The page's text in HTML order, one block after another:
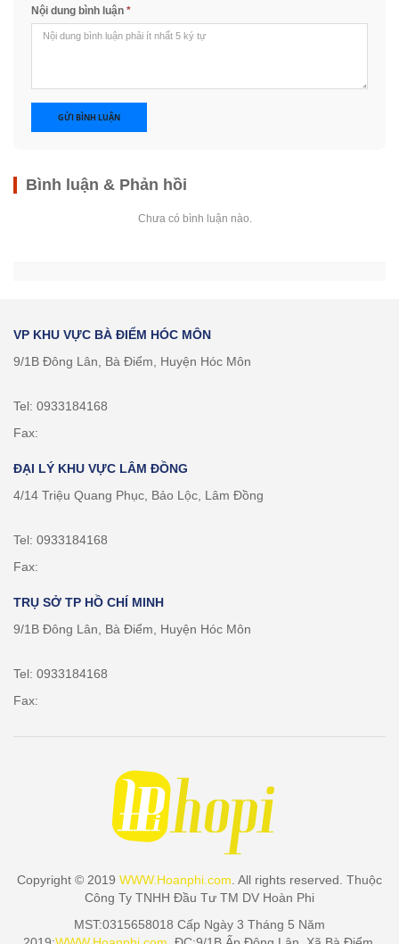
Nội dung bình luận *
GỬI BÌNH LUẬN
Bình luận & Phản hồi
Chưa có bình luận nào.
VP KHU VỰC BÀ ĐIỂM HÓC MÔN
9/1B Đông Lân, Bà Điểm, Huyện Hóc Môn
Tel: 0933184168
Fax:
ĐẠI LÝ KHU VỰC LÂM ĐỒNG
4/14 Triệu Quang Phục, Bảo Lộc, Lâm Đồng
Tel: 0933184168
Fax:
TRỤ SỞ TP HỒ CHÍ MINH
9/1B Đông Lân, Bà Điểm, Huyện Hóc Môn
Tel: 0933184168
Fax:
Copyright © 2019 WWW.Hoanphi.com. All rights reserved. Thuộc
Công Ty TNHH Đầu Tư TM DV Hoàn Phi
MST:0315658018 Cấp Ngày 3 Tháng 5 Năm